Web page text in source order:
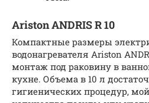
Ariston ANDRIS R 10
Компактные размеры
водонагревателя Ariston
монтаж под раковину в
кухне. Объема в 10 л
гигиенических процедур,